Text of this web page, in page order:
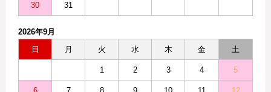
30 31
2026年9月
日
月 火 水 木 金 土
1 2 3 4 5